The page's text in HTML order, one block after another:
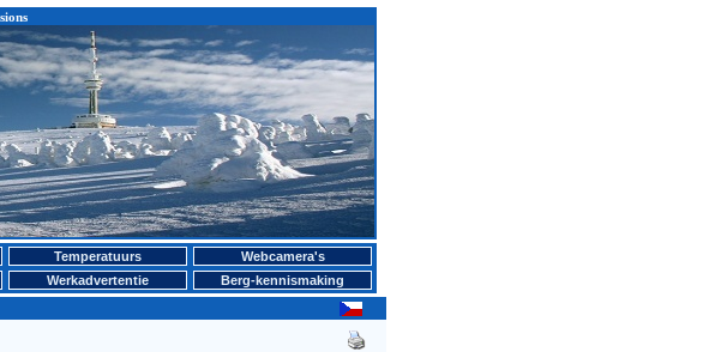
Temperatuurs
Webcamera's
Werkadvertentie
Berg-kennismaking